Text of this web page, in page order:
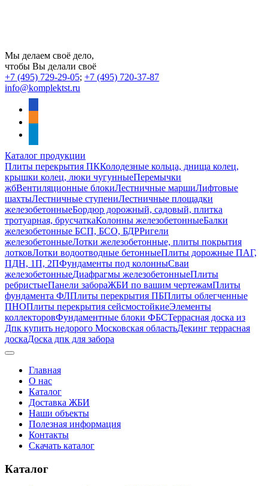
Мы делаем своё дело,
чтобы Вы делали своё
+7 (495) 729-29-05; +7 (495) 720-37-87
info@komplektst.ru
Каталог продукции
Плиты перекрытия ПККолодезные кольца, днища колец,
крышки колец, люки чугунныеПеремычки
жбВентиляционные блокиЛестничные маршиЛифтовые
шахтыЛестничные ступениЛестничные площадки
железобетонныеБордюр дорожный, садовый, плитка
тротуарная, брусчаткаКолонны железобетонныеБалки
железобетонные БСП, БСО, БДРРигели
железобетонныеЛотки железобетонные, плиты покрытия
лотковЛотки водоотводные бетонныеПлиты дорожные ПАГ,
ПДН, 1П, 2ПФундаменты под колонныСваи
железобетонныеДиафрагмы железобетонныеПлиты
ребристыеПанели забораЖБИ по вашим чертежамПлиты
фундамента ФЛПлиты перекрытия ПБПлиты облегченные
ПНОПлиты перекрытия сейсмостойкиеЭлементы
коллекторовФундаментные блоки ФБСТеррасная доска из
Дпк купить недорого Московская областьДекинг террасная
доскаДоска дпк для забора
Главная
О нас
Каталог
Доставка ЖБИ
Наши объекты
Полезная информация
Контакты
Скачать каталог
Каталог